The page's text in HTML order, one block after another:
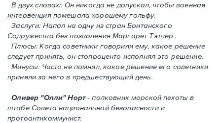
В двух словах:: Он никогда не допускал, чтобы военная
интервенция помешала хорошему гольфу.
Заслуги: Напал на одну из стран Британского
Содружества без позволения Mаргарет Тэтчер .
Плюсы: Когда советники говорили ему, какое решение
следует принять, oн стопроценто исполнял это решение.
Минусы: Часто не помнил, какое решение его советники
приняли за него в предшествующий день.
Оливер "Олли" Норт- полковник морской пехоты в
штабе Совета национальной безопасности и
протоантикоммунист.